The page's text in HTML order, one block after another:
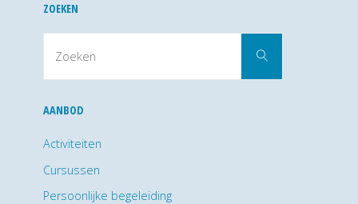
ZOEKEN
Zoeken
AANBOD
Activiteiten
Cursussen
Persoonlijke begeleiding